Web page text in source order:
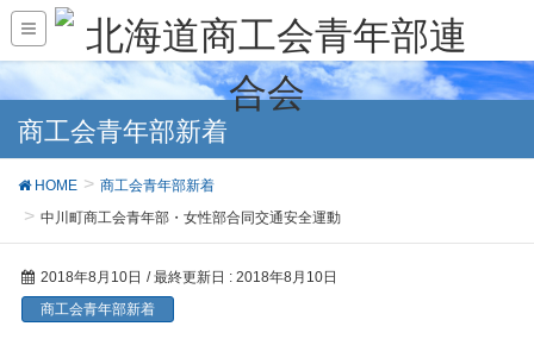
商工会青年部新着
HOME
商工会青年部新着
中川町商工会青年部・女性部合同交通安全運動
2018年8月10日 / 最終更新日 : 2018年8月10日
商工会青年部新着